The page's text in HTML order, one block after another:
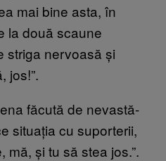
mai bine asta, în
la două scaune
striga nervoasă și
jos!”.
făcută de nevastă-
situația cu suporterii,
mă, și tu să stea jos.”.